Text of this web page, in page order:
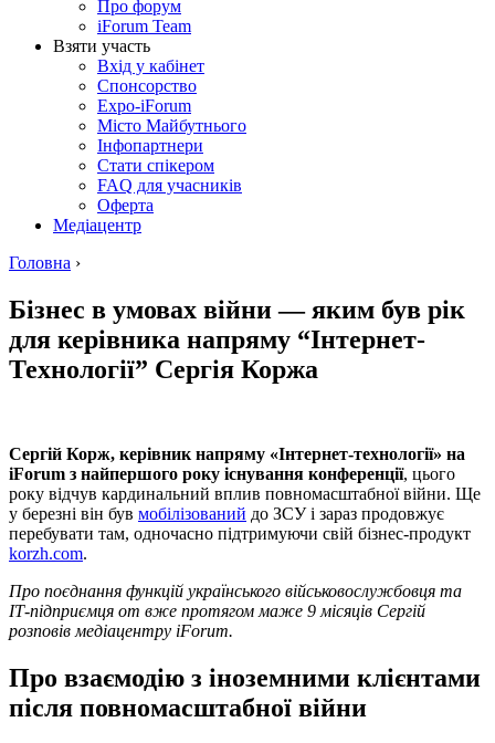
Про форум
iForum Team
Взяти участь
Вхід у кабінет
Спонсорство
Expo-iForum
Місто Майбутнього
Інфопартнери
Стати спікером
FAQ для учасників
Оферта
Медіацентр
Головна ›
Бізнес в умовах війни — яким був рік
для керівника напряму “Інтернет-
Технології” Сергія Коржа
Сергій Корж, керівник напряму «Інтернет-технології» на
iForum з найпершого року існування конференції, цього
року відчув кардинальний вплив повномасштабної війни. Ще
у березні він був мобілізований до ЗСУ і зараз продовжує
перебувати там, одночасно підтримуючи свій бізнес-продукт
korzh.com.
Про поєднання функцій українського військовослужбовця та
ІТ-підприємця от вже протягом маже 9 місяців Сергій
розповів медіацентру iForum.
Про взаємодію з іноземними клієнтами
після повномасштабної війни